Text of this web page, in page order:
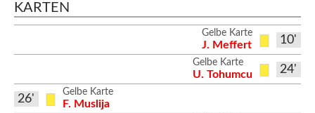
KARTEN
10'
Gelbe Karte
J. Meffert
24'
Gelbe Karte
U. Tohumcu
Gelbe Karte
F. Muslija
26'